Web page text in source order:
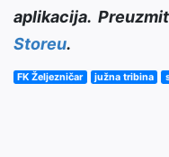
aplikacija.
Storeu.
FK Željezničar južna tribina